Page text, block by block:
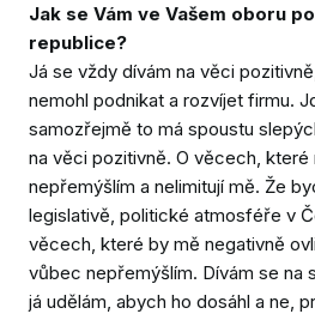
Jak se Vám ve Vašem oboru
republice?
Já se vždy dívám na věci
nemohl podnikat a rozvíjet firmu.
samozřejmě to má spoustu
na věci pozitivně. O věcech,
nepřemýšlím a nelimitují mě. Že
legislativě, politické atmosféře v
věcech, které by mě negativně
vůbec nepřemýšlím. Dívám se na
já udělám, abych ho dosáhl a ne,